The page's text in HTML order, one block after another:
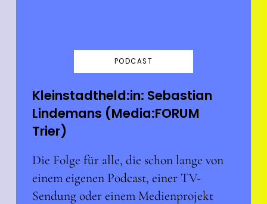
PODCAST
Kleinstadtheld:in: Sebastian
Lindemans (Media:FORUM
Trier)
Die Folge für alle, die schon lange von
einem eigenen Podcast, einer TV-
Sendung oder einem Medienprojekt